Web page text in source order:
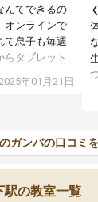
んてできるの
オンラインで
て息子も毎週
らタブレット
うになりまし
のもとても気
平均点以上の
あと1年受験ま
室を使用しな
います！
年01月21日
ガンバの口コミ
駅の教室一覧